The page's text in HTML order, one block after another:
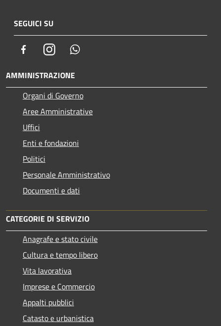
SEGUICI SU
FacebookInstagram
AMMINISTRAZIONE
Organi di Governo
Aree Amministrative
Uffici
Enti e fondazioni
Politici
Personale Amministrativo
Documenti e dati
CATEGORIE DI SERVIZIO
Anagrafe e stato civile
Cultura e tempo libero
Vita lavorativa
Imprese e Commercio
Appalti pubblici
Catasto e urbanistica